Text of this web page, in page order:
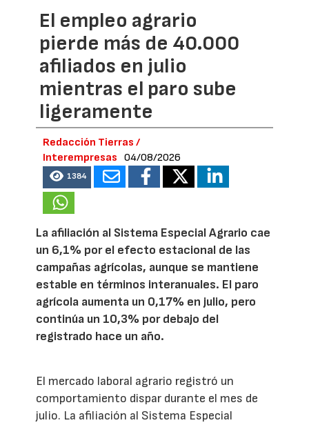
El empleo agrario
pierde más de 40.000
afiliados en julio
mientras el paro sube
ligeramente
Redacción Tierras /
Interempresas
04/08/2026
1384
La afiliación al Sistema Especial Agrario cae
un 6,1% por el efecto estacional de las
campañas agrícolas, aunque se mantiene
estable en términos interanuales. El paro
agrícola aumenta un 0,17% en julio, pero
continúa un 10,3% por debajo del
registrado hace un año.
El mercado laboral agrario registró un
comportamiento dispar durante el mes de
julio. La afiliación al Sistema Especial